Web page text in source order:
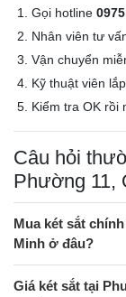
Gọi hotline
Nhân viên tư
Vận chuyển
Kỹ thuật viên
Kiểm tra OK rồi
Câu hỏi
Phường 11,
Mua két sắt
Minh ở đâu?
Giá két sắt tại